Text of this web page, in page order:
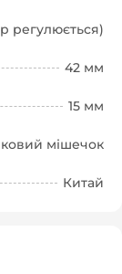
регулюється)
42 мм
15 мм
мішечок
Китай